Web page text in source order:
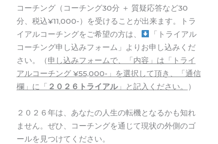
コーチング（コーチング30分 ＋ 質疑応答など30
分、税込¥11,000-）を受けることが出来ます。トラ
イアルコーチングをご希望の方は、
「トライアル
コーチング申し込みフォーム」よりお申し込みくだ
さい。（申し込みフォームで、「内容」は「トライ
アルコーチング ¥55,000-」を選択して頂き、「通信
欄」に「 ２０２６トライアル」と記入ください。 ）
２０２６年は、あなたの人生の転機となるかも知れ
ません。ぜひ、コーチングを通じて現状の外側のゴ
ールを見つけてください。